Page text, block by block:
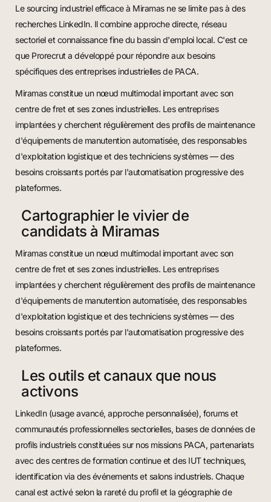
Le sourcing industriel efficace à Miramas ne se limite pas à des
recherches LinkedIn. Il combine approche directe, réseau
sectoriel et connaissance fine du bassin d'emploi local. C'est ce
que Prorecrut a développé pour répondre aux besoins
spécifiques des entreprises industrielles de PACA.
Miramas constitue un nœud multimodal important avec son
centre de fret et ses zones industrielles. Les entreprises
implantées y cherchent régulièrement des profils de maintenance
d'équipements de manutention automatisée, des responsables
d'exploitation logistique et des techniciens systèmes — des
besoins croissants portés par l'automatisation progressive des
plateformes.
Cartographier le vivier de
candidats à Miramas
Miramas constitue un nœud multimodal important avec son
centre de fret et ses zones industrielles. Les entreprises
implantées y cherchent régulièrement des profils de maintenance
d'équipements de manutention automatisée, des responsables
d'exploitation logistique et des techniciens systèmes — des
besoins croissants portés par l'automatisation progressive des
plateformes.
Les outils et canaux que nous
activons
LinkedIn (usage avancé, approche personnalisée), forums et
communautés professionnelles sectorielles, bases de données de
profils industriels constituées sur nos missions PACA, partenariats
avec des centres de formation continue et des IUT techniques,
identification via des événements et salons industriels. Chaque
canal est activé selon la rareté du profil et la géographie de